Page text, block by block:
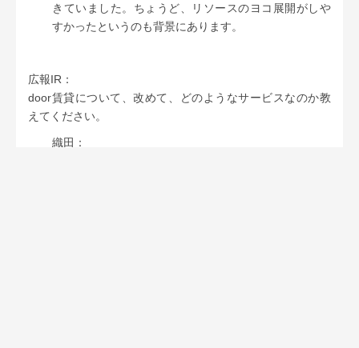
きていました。ちょうど、リソースのヨコ展開がしや
すかったというのも背景にあります。
広報IR：
door賃貸について、改めて、どのようなサービスなのか教
えてください。
織田：